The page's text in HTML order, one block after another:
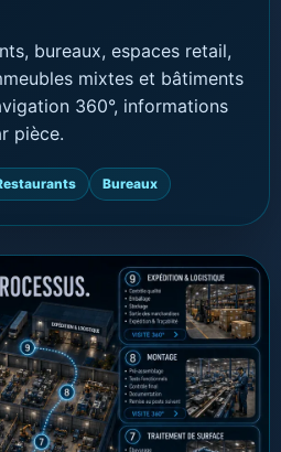
bureaux, espaces retail,
mixtes et bâtiments
360°, informations
pièce.
Bureaux